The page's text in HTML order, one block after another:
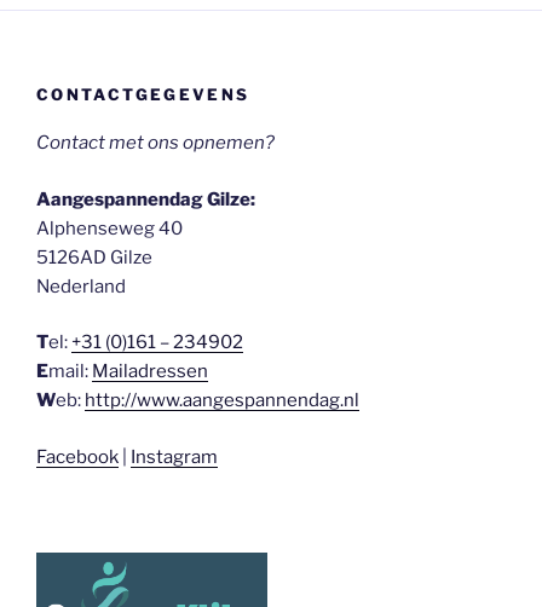
CONTACTGEGEVENS
Contact met ons opnemen?
Aangespannendag Gilze:
Alphenseweg 40
5126AD Gilze
Nederland
Tel: +31 (0)161 – 234902
Email: Mailadressen
Web: http://www.aangespannendag.nl
Facebook Instagram